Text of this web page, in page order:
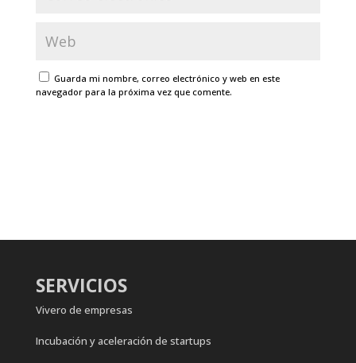
Guarda mi nombre, correo electrónico y web en este
navegador para la próxima vez que comente.
SERVICIOS
Vivero de empresas
Incubación y aceleración de startups